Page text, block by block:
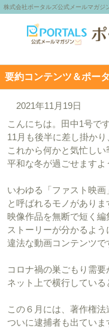
株式会社ポータルズ公式メールマガジ
要約コンテンツ＆ポー
2021年11月19日
こんにちは。田中1号です
11月も後半に差し掛かり
これから何かと気忙しい
平和な冬が過ごせますよ
いわゆる「ファスト映画
と呼ばれるモノがありま
映像作品を無断で短く編
ストーリーが分かるよう
違法な動画コンテンツで
コロナ禍の巣ごもり需要
ネット上で横行している
この６月には、著作権法
ついに逮捕者も出ていま